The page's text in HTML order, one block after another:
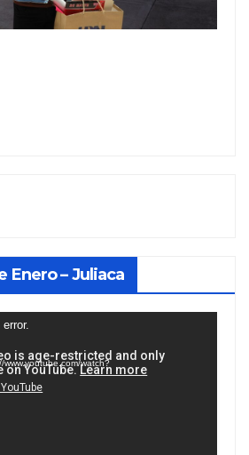
Enero – Juliaca
www.youtube.com/watch?